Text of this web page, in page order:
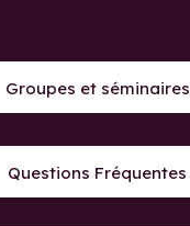
Groupes et séminaires
Questions Fréquentes